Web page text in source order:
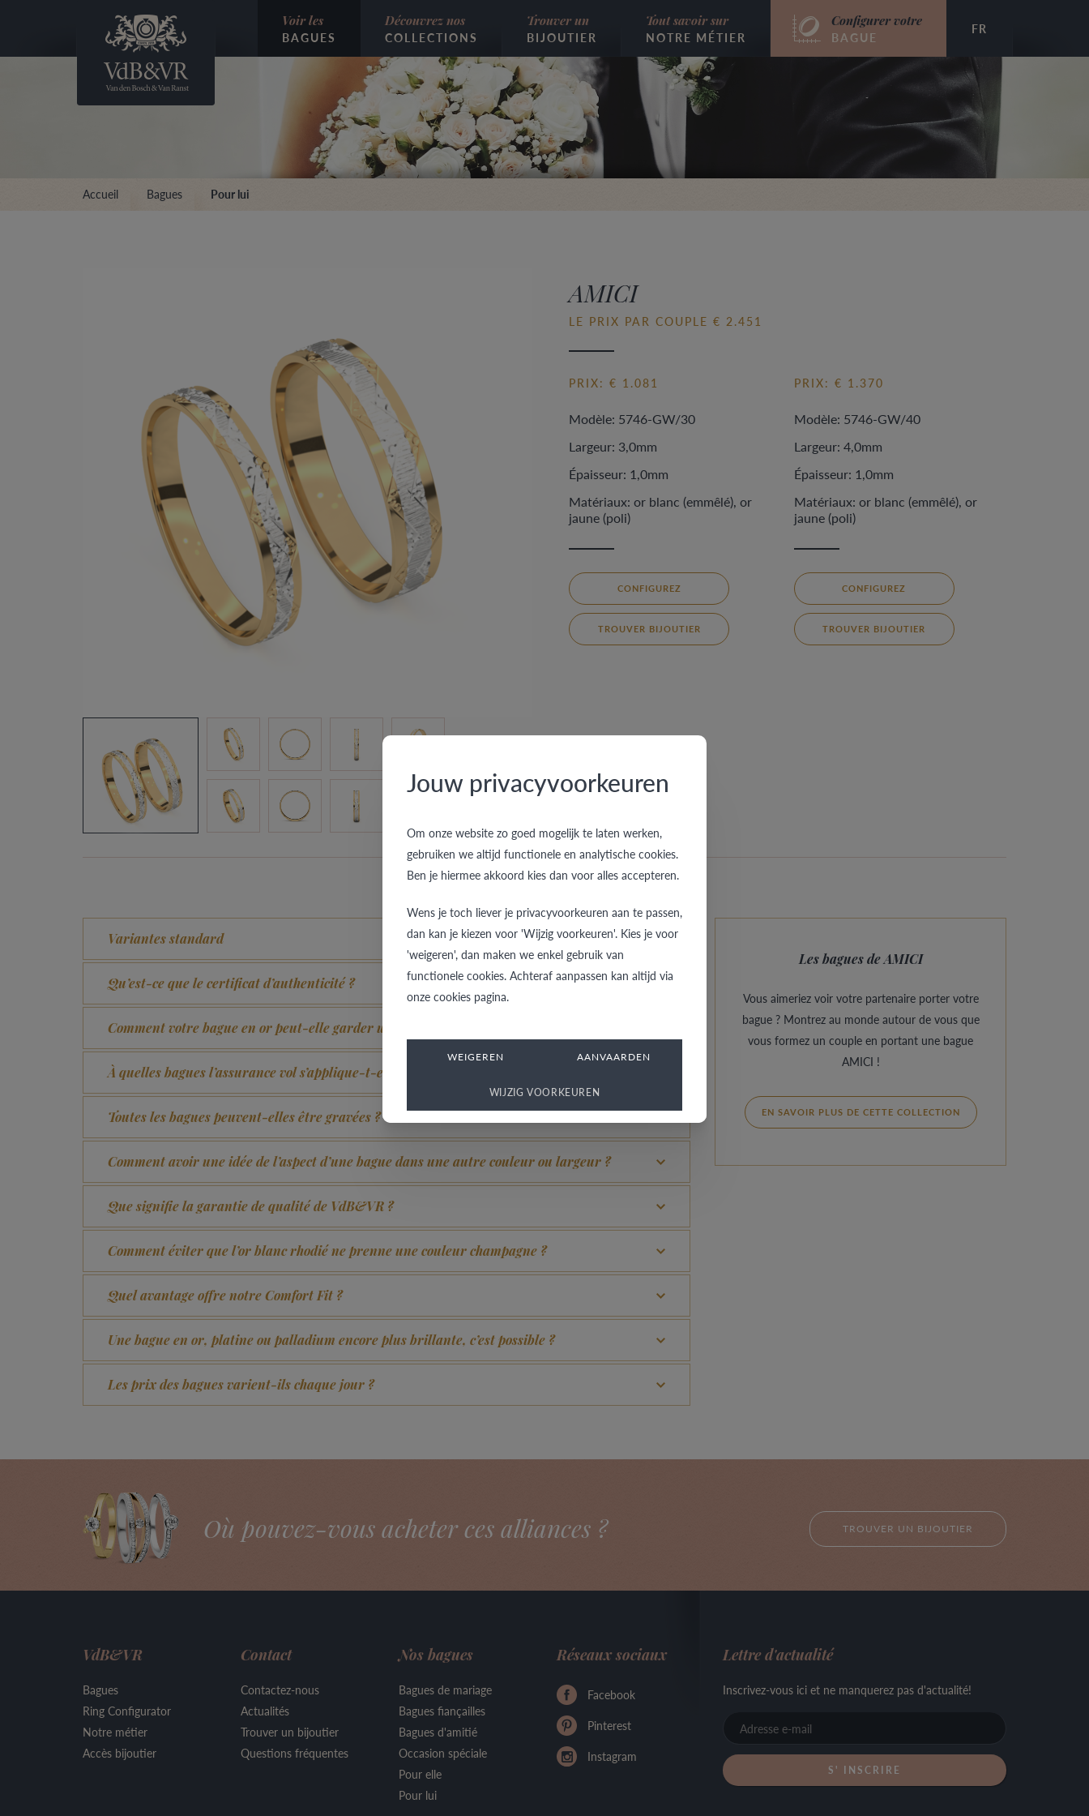
FR
Voir les
BAGUES
Découvrez nos
COLLECTIONS
Trouver un
BIJOUTIER
Tout savoir sur
NOTRE MÉTIER
Configurer votre
BAGUE
Accueil Bagues Pour lui
AMICI
LE PRIX PAR COUPLE € 2.451
PRIX: € 1.081
Modèle: 5746-GW/30
Largeur: 3,0mm
Épaisseur: 1,0mm
Matériaux: or blanc (emmêlé), or
jaune (poli)
CONFIGUREZ
TROUVER BIJOUTIER
PRIX: € 1.370
Modèle: 5746-GW/40
Largeur: 4,0mm
Épaisseur: 1,0mm
Matériaux: or blanc (emmêlé), or
jaune (poli)
CONFIGUREZ
TROUVER BIJOUTIER
Variantes standard
Qu’est-ce que le certificat d’authenticité ?
Comment votre bague en or peut-elle garder un aspect neuf ?
À quelles bagues l’assurance vol s’applique-t-elle ?
Toutes les bagues peuvent-elles être gravées ?
Comment avoir une idée de l’aspect d’une bague dans une autre couleur ou largeur ?
Que signifie la garantie de qualité de VdB&VR ?
Comment éviter que l’or blanc rhodié ne prenne une couleur champagne ?
Quel avantage offre notre Comfort Fit ?
Une bague en or, platine ou palladium encore plus brillante, c’est possible ?
Les prix des bagues varient-ils chaque jour ?
Les bagues de AMICI
Vous aimeriez voir votre partenaire porter votre
bague ? Montrez au monde autour de vous que
vous formez un couple en portant une bague
AMICI !
EN SAVOIR PLUS DE CETTE COLLECTION
Où pouvez-vous acheter ces alliances ? TROUVER UN BIJOUTIER
Jouw privacyvoorkeuren
Om onze website zo goed mogelijk te laten werken,
gebruiken we altijd functionele en analytische cookies.
Ben je hiermee akkoord kies dan voor alles accepteren.
Wens je toch liever je privacyvoorkeuren aan te passen,
dan kan je kiezen voor 'Wijzig voorkeuren'. Kies je voor
'weigeren', dan maken we enkel gebruik van
functionele cookies. Achteraf aanpassen kan altijd via
onze cookies pagina.
WEIGEREN AANVAARDEN
WIJZIG VOORKEUREN
VdB&VR
Bagues
Ring Configurator
Notre métier
Accès bijoutier
Contact
Contactez-nous
Actualités
Trouver un bijoutier
Questions fréquentes
Nos bagues
Bagues de mariage
Bagues fiançailles
Bagues d'amitié
Occasion spéciale
Pour elle
Pour lui
Réseaux sociaux
Facebook
Pinterest
Instagram
Lettre d'actualité
Inscrivez-vous ici et ne manquerez pas d'actualité!
mail